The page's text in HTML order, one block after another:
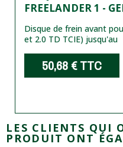
FREELANDER 1 -
Disque de frein avant
et 2.0 TD TCIE) jusqu'au
50,68 €TTC
LES CLIENTS QUI
PRODUIT ONT